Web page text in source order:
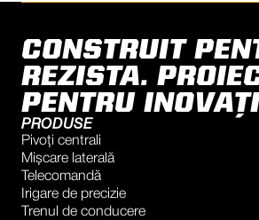
CONSTRUIT
REZISTA.
PENTRU
PRODUSE
Pivoți centrali
Mișcare laterală
Telecomandă
Irigare de precizie
Trenul de conducere